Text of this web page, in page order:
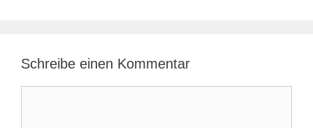
Schreibe einen Kommentar